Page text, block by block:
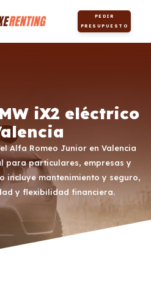
PEDIR
PRESUPUESTO
iX2 eléctrico
Alfa Romeo Junior en Valencia
para particulares, empresas y
incluye mantenimiento y seguro,
y flexibilidad financiera.